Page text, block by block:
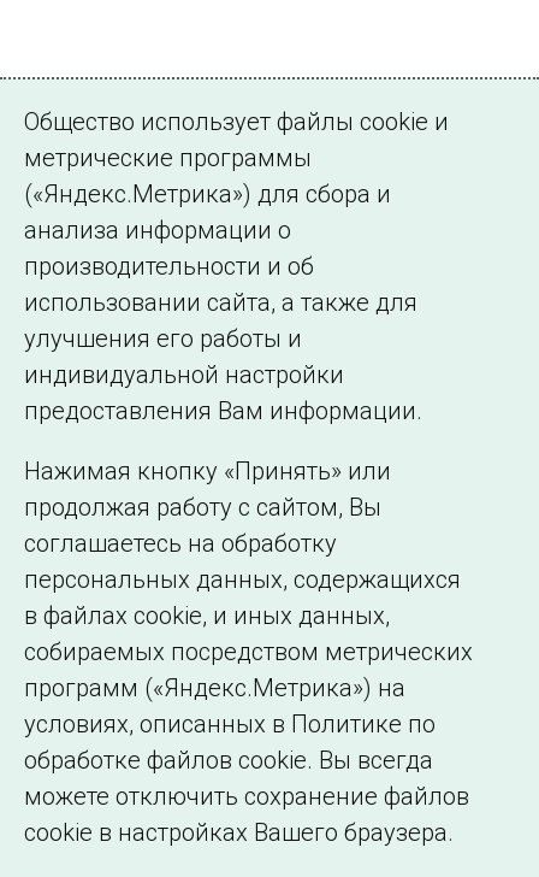
На графиках указано московское время
©2005–2026 АО «СО ЕЭС»
Филиалы и
представительства
Сведения об
образовательной
организации
Общество использует файлы cookie и
метрические программы
(«Яндекс.Метрика») для сбора и
анализа информации о
производительности и об
использовании сайта, а также для
улучшения его работы и
индивидуальной настройки
предоставления Вам информации.
Нажимая кнопку «Принять» или
продолжая работу с сайтом, Вы
соглашаетесь на обработку
персональных данных, содержащихся
в файлах cookie, и иных данных,
собираемых посредством метрических
программ («Яндекс.Метрика») на
условиях, описанных в Политике по
обработке файлов cookie. Вы всегда
можете отключить сохранение файлов
cookie в настройках Вашего браузера.